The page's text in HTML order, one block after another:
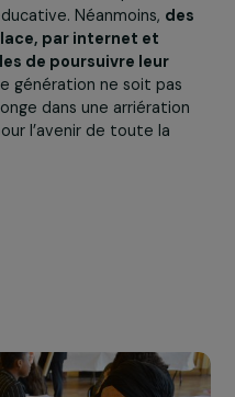
à une société et une
baisse des droits des
maîtrise personnelle de
Unis est un symptôme
droits des femmes, n’est
agir pour soutenir
?
ne doit en aucun cas
taliban mais doit
éducative. Néanmoins,
place, par internet et